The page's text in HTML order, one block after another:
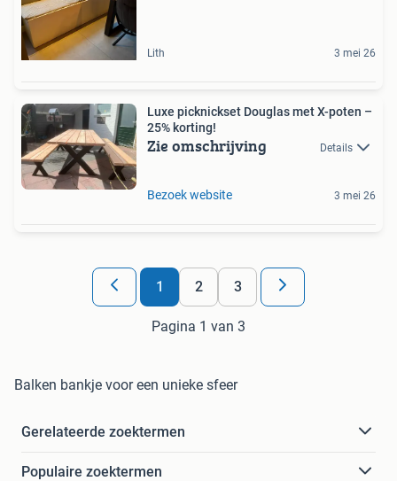
Lith 3 mei 26
Luxe picknickset Douglas met X-poten –
25% korting!
Zie omschrijving Details
Bezoek website 3 mei 26
1 2 3
Pagina 1 van 3
Balken bankje voor een unieke sfeer
Gerelateerde zoektermen
Populaire zoektermen